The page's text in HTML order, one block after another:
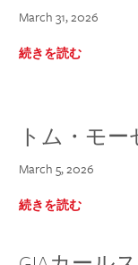
March 31, 2026
続きを読む
トム・モー
March 5, 2026
続きを読む